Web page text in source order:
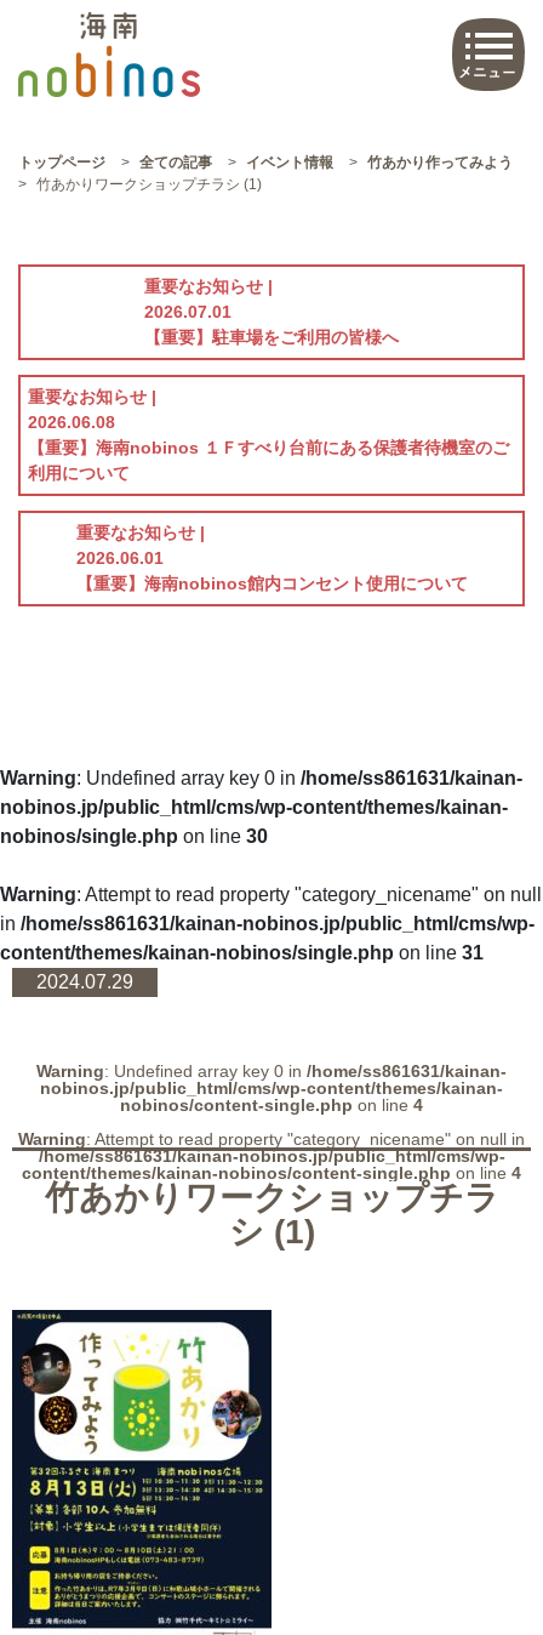
トップページ > 全ての記事 > イベント情報 > 竹あかり作ってみよう
> 竹あかりワークショップチラシ (1)
重要なお知らせ |
2026.07.01
【重要】駐車場をご利用の皆様へ
重要なお知らせ |
2026.06.08
【重要】海南nobinos １Ｆすべり台前にある保護者待機室のご
利用について
重要なお知らせ |
2026.06.01
【重要】海南nobinos館内コンセント使用について
Warning: Undefined array key 0 in /home/ss861631/kainan-
nobinos.jp/public_html/cms/wp-content/themes/kainan-
nobinos/single.php on line 30
Warning: Attempt to read property "category_nicename" on null
in /home/ss861631/kainan-nobinos.jp/public_html/cms/wp-
content/themes/kainan-nobinos/single.php on line 31
2024.07.29
Warning: Undefined array key 0 in /home/ss861631/kainan-
nobinos.jp/public_html/cms/wp-content/themes/kainan-
nobinos/content-single.php on line 4
Warning: Attempt to read property "category_nicename" on null in
/home/ss861631/kainan-nobinos.jp/public_html/cms/wp-
content/themes/kainan-nobinos/content-single.php on line 4
竹あかりワークショップチラ
シ (1)